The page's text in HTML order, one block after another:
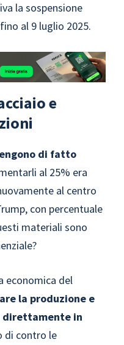
la sospensione
al 9 luglio 2025.
e
di fatto
al 25% era
al centro
con percentuale
materiali sono
economica del
la produzione e
direttamente in
di contro le